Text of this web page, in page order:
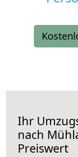
Ihr
nach
Preiswert